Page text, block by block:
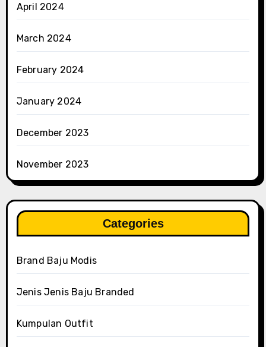
April 2024
March 2024
February 2024
January 2024
December 2023
November 2023
Categories
Brand Baju Modis
Jenis Jenis Baju Branded
Kumpulan Outfit